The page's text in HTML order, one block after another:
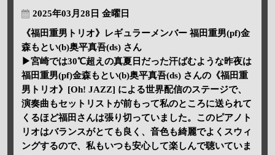
2025年03月28日 金曜日
《福田重男トリオ》レギュラーメンバー 福田重男(pf)金
森もとい(b)奥平真吾(ds) さん
▶宮崎では30℃超えの真夏日だった汗ばむような昨夜は
福田重男(pf)金森もとい(b)奥平真吾(ds) さんの《福田重
男トリオ》[Oh! JAZZ] による世界配信のステージで、
演奏曲もセットリストが前もって私のところに送られて
くるほど福田さんは張り切っていました。このピアノト
リオはバランスがとても良く、音色も綺麗でよくスウィ
ングするので、私もいつも安心して楽しんで聴いていま